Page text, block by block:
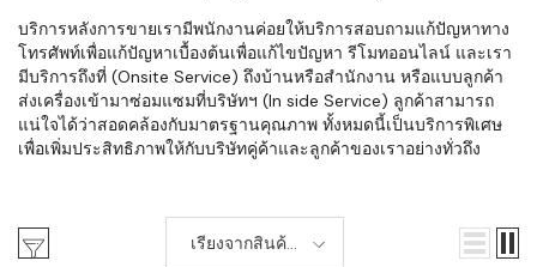
บริการหลังการขายเรามีพนักงานค่อยให้บริการสอบถามแก้ปัญหาทาง
โทรศัพท์เพื่อแก้ปัญหาเบื้องต้นเพื่อแก้ไขปัญหา รีโมทออนไลน์ และเรา
มีบริการถึงที่ (Onsite Service) ถึงบ้านหรือสำนักงาน หรือแบบลูกค้า
ส่งเครื่องเข้ามาซ่อมแซมที่บริษัทฯ (In side Service) ลูกค้าสามารถ
แน่ใจได้ว่าสอดคล้องกับมาตรฐานคุณภาพ ทั้งหมดนี้เป็นบริการพิเศษ
เพื่อเพิ่มประสิทธิภาพให้กับบริษัทคู่ค้าและลูกค้าของเราอย่างทั่วถึง
เรียงจากสินค้า